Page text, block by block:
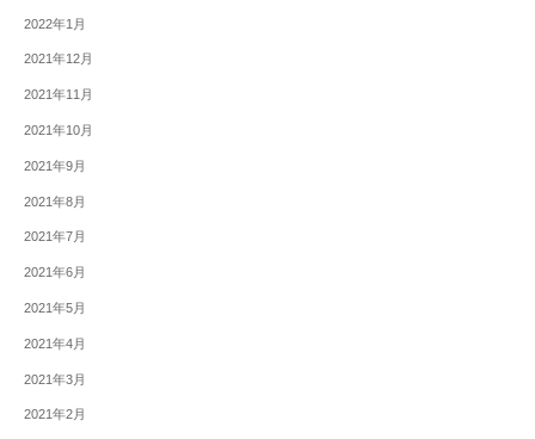
2022年1月
2021年12月
2021年11月
2021年10月
2021年9月
2021年8月
2021年7月
2021年6月
2021年5月
2021年4月
2021年3月
2021年2月